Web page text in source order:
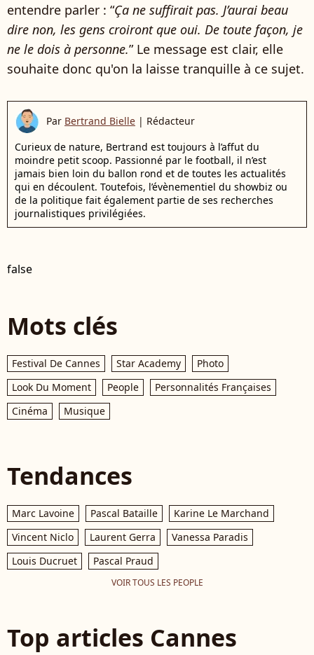
entendre parler : “Ça ne suffirait pas. J’aurai beau
dire non, les gens croiront que oui. De toute façon, je
ne le dois à personne.” Le message est clair, elle
souhaite donc qu'on la laisse tranquille à ce sujet.
Par Bertrand Bielle | Rédacteur
Curieux de nature, Bertrand est toujours à l’affut du
moindre petit scoop. Passionné par le football, il n’est
jamais bien loin du ballon rond et de toutes les actualités
qui en découlent. Toutefois, l’évènementiel du showbiz ou
de la politique fait également partie de ses recherches
journalistiques privilégiées.
false
Mots clés
Festival De Cannes Star Academy
Photo
Look Du Moment
People
Personnalités Françaises
Cinéma
Musique
Tendances
Marc Lavoine Pascal Bataille
Karine Le Marchand
Vincent Niclo
Laurent Gerra
Vanessa Paradis
Louis Ducruet
Pascal Praud
VOIR TOUS LES PEOPLE
Top articles Cannes